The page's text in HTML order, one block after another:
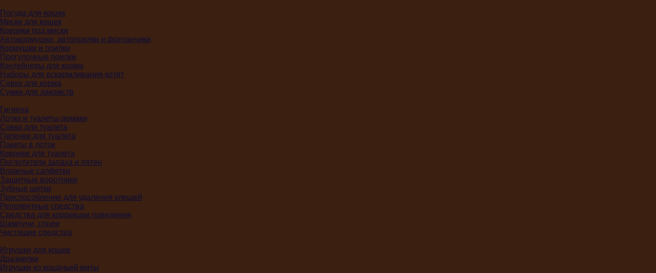
Посуда для кошек
Миски для кошек
Коврики под миски
Автокормушки, автопоилки и фонтанчики
Кормушки и поилки
Прогулочные поилки
Контейнеры для корма
Наборы для вскармливания котят
Совки для корма
Сумки для лакомств
Гигиена
Лотки и туалеты-домики
Совки для туалета
Пеленки для туалета
Пакеты в лоток
Коврики для туалета
Поглотители запаха и пятен
Влажные салфетки
Защитные воротники
Зубные щетки
Приспособление для удаления клещей
Репелентные средства
Средства для коррекции поведения
Шампуни, спреи
Чистящие средства
Игрушки для кошек
Дразнилки
Игрушки из кошачьей мяты